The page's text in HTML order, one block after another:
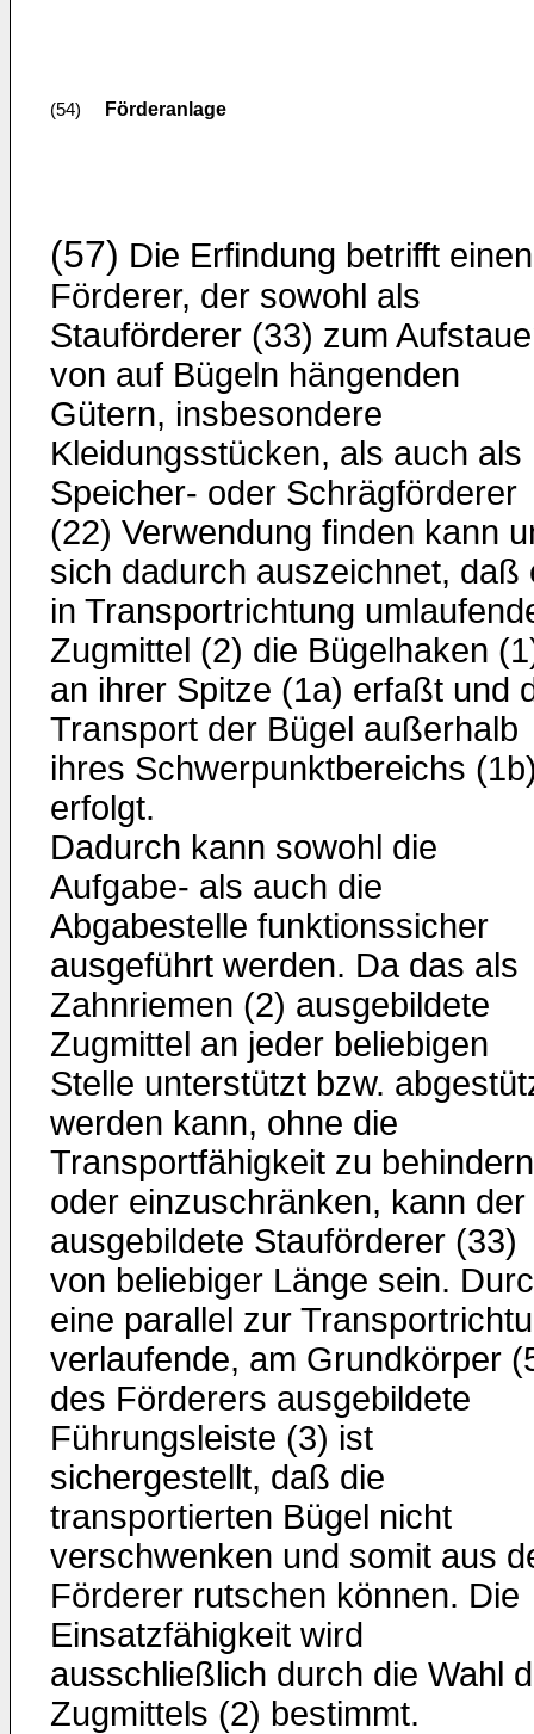
(54) Förderanlage
(57) Die Erfindung betrifft einen
Förderer, der sowohl als
Stauförderer (33) zum
von auf Bügeln hängenden
Gütern, insbesondere
Kleidungsstücken, als auch als
Speicher- oder Schrägförderer
(22) Verwendung finden kann
sich dadurch auszeichnet, daß
in Transportrichtung
Zugmittel (2) die Bügelhaken
an ihrer Spitze (1a) erfaßt und
Transport der Bügel außerhalb
ihres Schwerpunktbereichs
erfolgt.
Dadurch kann sowohl die
Aufgabe- als auch die
Abgabestelle funktionssicher
ausgeführt werden. Da das als
Zahnriemen (2) ausgebildete
Zugmittel an jeder beliebigen
Stelle unterstützt bzw.
werden kann, ohne die
Transportfähigkeit zu behindern
oder einzuschränken, kann der
ausgebildete Stauförderer (33)
von beliebiger Länge sein.
eine parallel zur
verlaufende, am Grundkörper
des Förderers ausgebildete
Führungsleiste (3) ist
sichergestellt, daß die
transportierten Bügel nicht
verschwenken und somit aus
Förderer rutschen können. Die
Einsatzfähigkeit wird
ausschließlich durch die Wahl
Zugmittels (2) bestimmt.